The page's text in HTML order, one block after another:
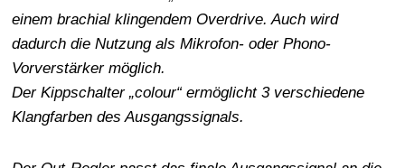
einem brachial klingendem Overdrive. Auch wird
dadurch die Nutzung als Mikrofon- oder Phono-
Vorverstärker möglich.
Der Kippschalter „colour“ ermöglicht 3 verschiedene
Klangfarben des Ausgangssignals.